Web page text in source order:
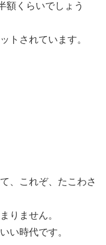
額くらいでしょう
トされています。
、これぞ、たこわさ
りません。
い時代です。